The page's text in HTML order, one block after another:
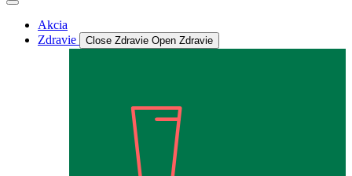
Akcia
Zdravie
Close Zdravie Open Zdravie